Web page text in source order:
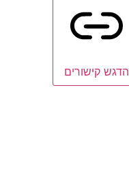
הדגש קישורים